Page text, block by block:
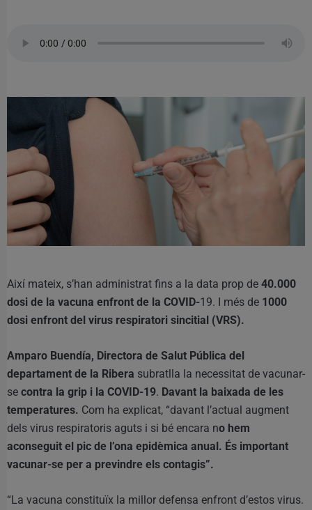
Així mateix, s’han administrat fins a la data prop de 40.000
dosi de la vacuna enfront de la COVID-19. I més de 1000
dosi enfront del virus respiratori sincitial (VRS).
Amparo Buendía, Directora de Salut Pública del
departament de la Ribera subratlla la necessitat de vacunar-
se contra la grip i la COVID-19. Davant la baixada de les
temperatures. Com ha explicat, “davant l’actual augment
dels virus respiratoris aguts i si bé encara no hem
aconseguit el pic de l’ona epidèmica anual. És important
vacunar-se per a previndre els contagis”.
“La vacuna constituïx la millor defensa enfront d’estos virus.